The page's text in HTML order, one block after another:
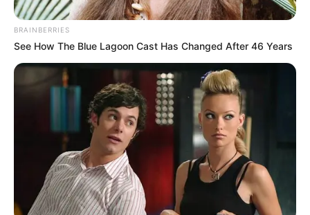
Elalcalde de Cartagena, Dumek Turbay, expresó por
redes socialessu aprobación tras conocerse queFabio
Ambiente y Desarrollo Sostenible de Colombia. El
mandatario de los cartageneros aprovechó para enviar un
mensaje sobre lospuntos claveque considera deben ser
prioridad para el gabinete al que llegará Arjona.
Inicialmente, Turbay recordó que es un funcionario con el
que ya ha tenido relaciones públicas: “Con ministro
entrante Fabio Arjonaya hemos trabajado desde
Conservación Internacional
, con la intermediación de la
Oficina de Cooperación Internacional
, y ha fluido
BRAINBERRIES
See How The Blue Lagoon Cast Has Changed After 46 Years